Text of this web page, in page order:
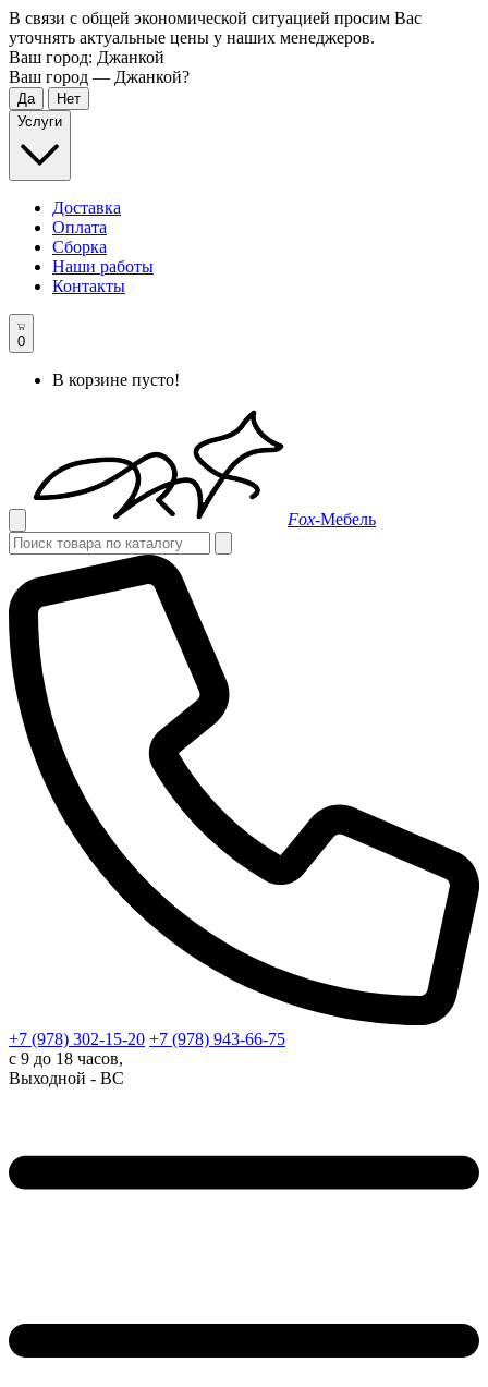
В связи с общей экономической ситуацией просим Вас
уточнять актуальные цены у наших менеджеров.
Ваш город: Джанкой
Ваш город — Джанкой?
Услуги
Доставка
Оплата
Сборка
Наши работы
Контакты
0
В корзине пусто!
Fox-Мебель
+7 (978) 302-15-20 +7 (978) 943-66-75
с 9 до 18 часов,
Выходной - ВС